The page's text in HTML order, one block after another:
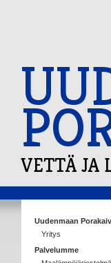
VETTÄ JA
Uudenmaan
Yritys
Palvelumme